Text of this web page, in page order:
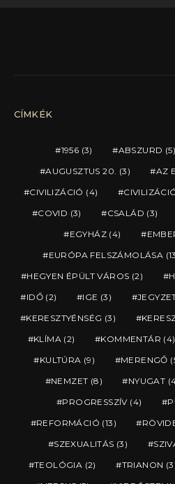
CÍMKÉK
1956 (3) ABSZURD (5)
AUGUSZTUS 20. (3) AZ
CIVILIZÁCIÓ (4)
COVID (3) CSALÁD (3)
EGYHÁZ (4)
EURÓPA FELSZÁMOLÁSA
HEGYEN ÉPÜLT VÁROS (2)
IDŐ (2) IGE (3)
KERESZTYÉNSÉG (3)
KLÍMA(2) KOMMENTÁR (4)
KULTÚRA (9) MERENGŐ
NEMZET (8) NYUGAT
PROGRESSZÍV(4)
REFORMÁCIÓ (13)
SZEXUALITÁS (3)
TEOLÓGIA (2) TRIANON